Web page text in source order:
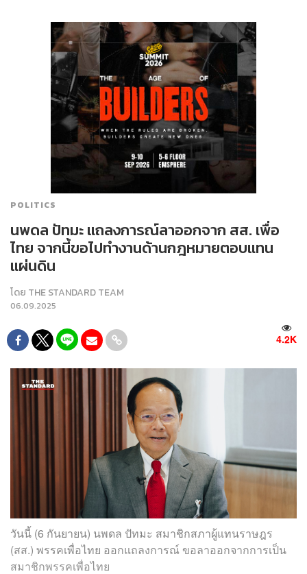
POLITICS
นพดล ปัทมะ แถลงการณ์ลาออกจาก สส. เพื่อ
ไทย จากนี้ขอไปทำงานด้านกฎหมายตอบแทน
แผ่นดิน
โดย THE STANDARD TEAM
06.09.2025
4.2K
วันนี้ (6 กันยายน) นพดล ปัทมะ สมาชิกสภาผู้แทนราษฎร
(สส.) พรรคเพื่อไทย ออกแถลงการณ์ ขอลาออกจากการเป็น
สมาชิกพรรคเพื่อไทย